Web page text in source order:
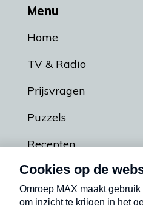
Menu
Home
TV & Radio
Prijsvragen
Puzzels
Recepten
Podcasts